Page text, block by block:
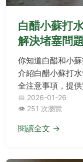
白醋小蘇打
解決堵塞問題
你知道白醋和小
介紹白醋小蘇打
全注意事項，提
管問題，無需化學
📅 2026-01-26
👁️ 251 次瀏覽
閱讀全文 →